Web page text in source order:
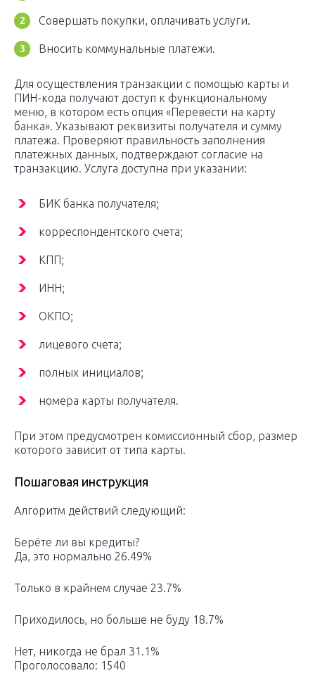
Совершать покупки, оплачивать услуги.
Вносить коммунальные платежи.
Для осуществления транзакции с помощью карты и
ПИН-кода получают доступ к функциональному
меню, в котором есть опция «Перевести на карту
банка». Указывают реквизиты получателя и сумму
платежа. Проверяют правильность заполнения
платежных данных, подтверждают согласие на
транзакцию. Услуга доступна при указании:
БИК банка получателя;
корреспондентского счета;
КПП;
ИНН;
ОКПО;
лицевого счета;
полных инициалов;
номера карты получателя.
При этом предусмотрен комиссионный сбор, размер
которого зависит от типа карты.
Пошаговая инструкция
Алгоритм действий следующий:
Берёте ли вы кредиты?
Да, это нормально 26.49%
Только в крайнем случае 23.7%
Приходилось, но больше не буду 18.7%
Нет, никогда не брал 31.1%
Проголосовало: 1540